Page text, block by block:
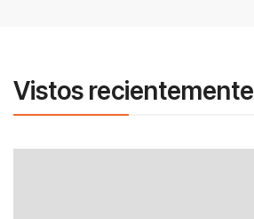
Vistos recientemente